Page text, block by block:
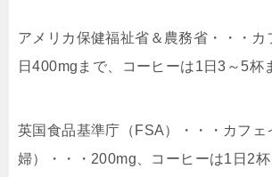
アメリカ保健福祉省＆農務省・・・カ
日400mgまで、コーヒーは1日3～5杯
英国食品基準庁（FSA）・・・カフェ
婦）・・・200mg、コーヒーは1日2